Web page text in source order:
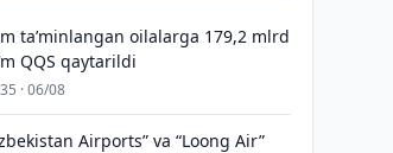
taʼminlangan oilalarga 179,2 mlrd
QQS qaytarildi
· 06/08
Airports” va “Loong Air”